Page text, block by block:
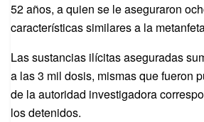
52 años, a quien se le aseguraron
características similares a la
Las sustancias ilícitas aseguradas
a las 3 mil dosis, mismas que fueron
de la autoridad investigadora
los detenidos.